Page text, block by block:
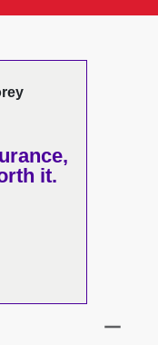
it.